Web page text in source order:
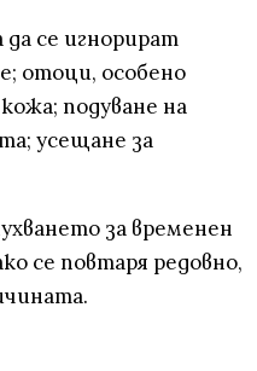
се игнорират
отоци, особено
подуване на
усещане за
за временен
се повтаря редовно,